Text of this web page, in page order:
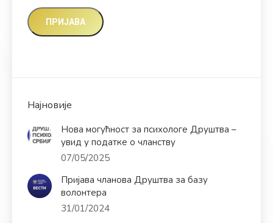
Најновије
Нова могућност за психологе Друштва –
увид у податке о чланству
07/05/2025
Пријава чланова Друштва за базу
волонтера
31/01/2024